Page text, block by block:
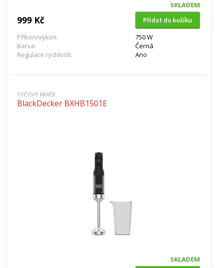
SKLADEM
999 Kč
Přidat do košíku
Příkon/výkon:
750 W
Barva:
Černá
Regulace rychlosti:
Ano
TYČOVÝ MIXÉR
BlackDecker BXHB1501E
SKLADEM